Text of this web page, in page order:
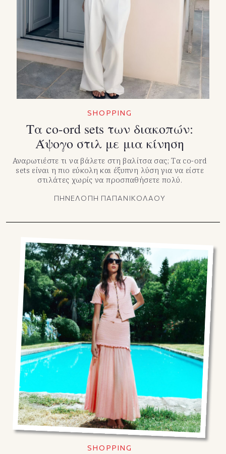
SHOPPING
Τα co-ord sets των διακοπών:
Άψογο στιλ με μια κίνηση
Αναρωτιέστε τι να βάλετε στη βαλίτσα σας; Τα co-ord
sets είναι η πιο εύκολη και έξυπνη λύση για να είστε
στιλάτες χωρίς να προσπαθήσετε πολύ.
ΠΗΝΕΛΟΠΗ ΠΑΠΑΝΙΚΟΛΑΟΥ
SHOPPING